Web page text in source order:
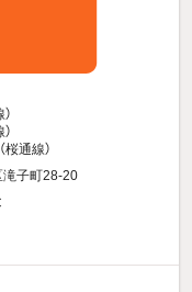
桜通線）
滝子町28-20